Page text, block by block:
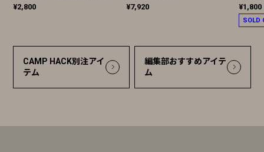
¥2,800 ¥7,920 ¥1,800
SOLD
CAMP HACK別注アイ
テム
編集部おすすめアイテ
ム